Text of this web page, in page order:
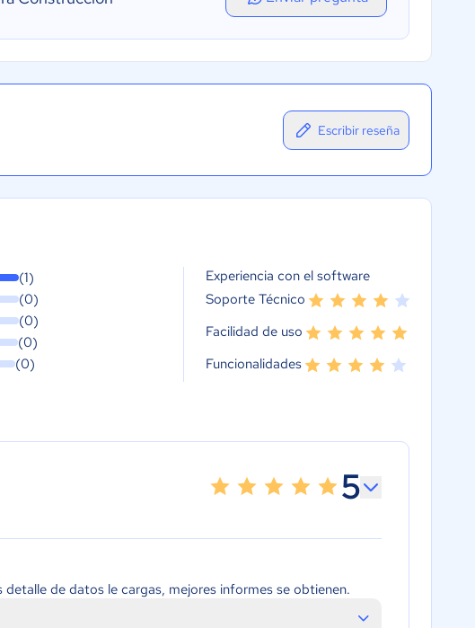
Escribir reseña
(1)
(0)
(0)
(0)
(0)
Experiencia con el software
Soporte Técnico
Facilidad de uso
Funcionalidades
5
de datos le cargas, mejores informes se obtienen.